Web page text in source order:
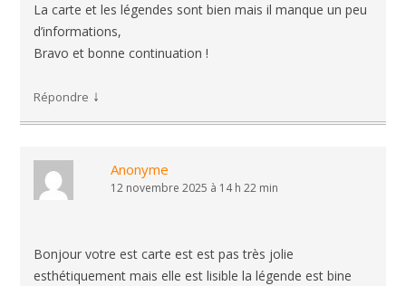
La carte et les légendes sont bien mais il manque un peu
d’informations,
Bravo et bonne continuation !
Répondre ↓
Anonyme
12 novembre 2025 à 14 h 22 min
Bonjour votre est carte est est pas très jolie
esthétiquement mais elle est lisible la légende est bine